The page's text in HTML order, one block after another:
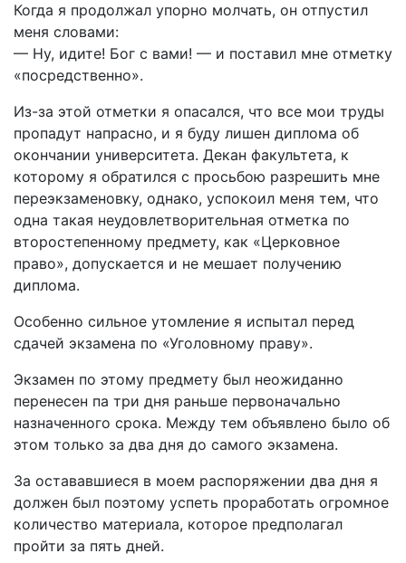
Когда я продолжал упорно молчать, он отпустил
меня словами:
— Ну, идите! Бог с вами! — и поставил мне отметку
«посредственно».
Из-за этой отметки я опасался, что все мои труды
пропадут напрасно, и я буду лишен диплома об
окончании университета. Декан факультета, к
которому я обратился с просьбою разрешить мне
переэкзаменовку, однако, успокоил меня тем, что
одна такая неудовлетворительная отметка по
второстепенному предмету, как «Церковное
право», допускается и не мешает получению
диплома.
Особенно сильное утомление я испытал перед
сдачей экзамена по «Уголовному праву».
Экзамен по этому предмету был неожиданно
перенесен па три дня раньше первоначально
назначенного срока. Между тем объявлено было об
этом только за два дня до самого экзамена.
За остававшиеся в моем распоряжении два дня я
должен был поэтому успеть проработать огромное
количество материала, которое предполагал
пройти за пять дней.